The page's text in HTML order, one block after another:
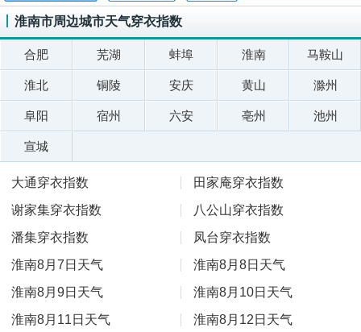
淮南市周边城市天气穿衣指数
合肥 芜湖 蚌埠 淮南 马鞍山
淮北 铜陵 安庆 黄山 滁州
阜阳 宿州 六安 亳州 池州
宣城
大通穿衣指数
田家庵穿衣指数
谢家集穿衣指数
八公山穿衣指数
潘集穿衣指数
凤台穿衣指数
淮南8月7日天气
淮南8月8日天气
淮南8月9日天气
淮南8月10日天气
淮南8月11日天气
淮南8月12日天气